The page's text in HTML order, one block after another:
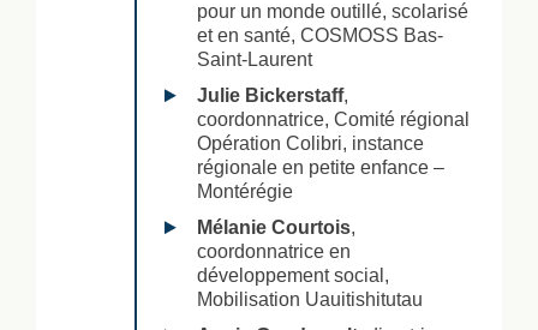
pour un monde outillé, scolarisé
et en santé, COSMOSS Bas-
Saint-Laurent
Julie Bickerstaff,
coordonnatrice, Comité régional
Opération Colibri, instance
régionale en petite enfance –
Montérégie
Mélanie Courtois,
coordonnatrice en
développement social,
Mobilisation Uauitishitutau